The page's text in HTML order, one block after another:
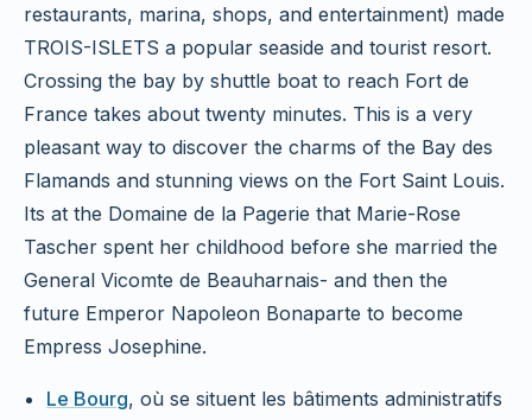
restaurants, marina, shops, and entertainment) made
TROIS-ISLETS a popular seaside and tourist resort.
Crossing the bay by shuttle boat to reach Fort de
France takes about twenty minutes. This is a very
pleasant way to discover the charms of the Bay des
Flamands and stunning views on the Fort Saint Louis.
Its at the Domaine de la Pagerie that Marie-Rose
Tascher spent her childhood before she married the
General Vicomte de Beauharnais- and then the
future Emperor Napoleon Bonaparte to become
Empress Josephine.
Le Bourg, où se situent les bâtiments administratifs